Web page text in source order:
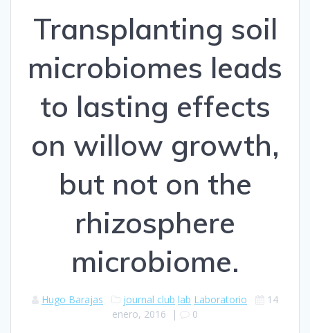
Transplanting soil
microbiomes leads
to lasting effects
on willow growth,
but not on the
rhizosphere
microbiome.
Hugo Barajas journal club lab Laboratorio
14
enero, 2016 | 0